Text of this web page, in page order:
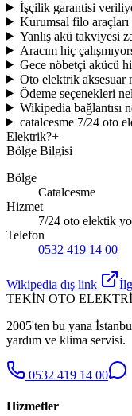
İşçilik garantisi
Kurumsal filo araçları
Yanlış akü takviyesi
Aracım hiç
Gece nöbetçi akücü
Oto elektrik aksesuar
Ödeme seçenekleri
Wikipedia bağlantısı
catalcesme 7/24 oto
Elektrik?+
Bölge Bilgisi
Bölge
Catalcesme
Hizmet
7/24 oto elektik
Telefon
0532 419 14 00
Wikipedia dış link
TEKİN OTO
2005'ten bu yana
yardım ve klima servisi.
0532 419 14 00
Hizmetler